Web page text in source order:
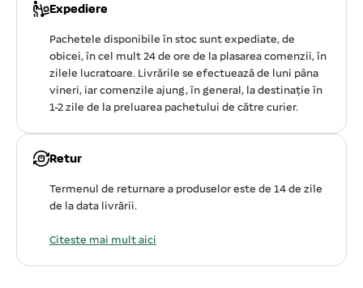
Expediere
Pachetele disponibile în stoc sunt expediate, de
obicei, în cel mult 24 de ore de la plasarea comenzii, în
zilele lucratoare. Livrările se efectuează de luni pâna
vineri, iar comenzile ajung, în general, la destinație în
1-2 zile de la preluarea pachetului de către curier.
Retur
Termenul de returnare a produselor este de 14 de zile
de la data livrării.
Citeste mai mult aici